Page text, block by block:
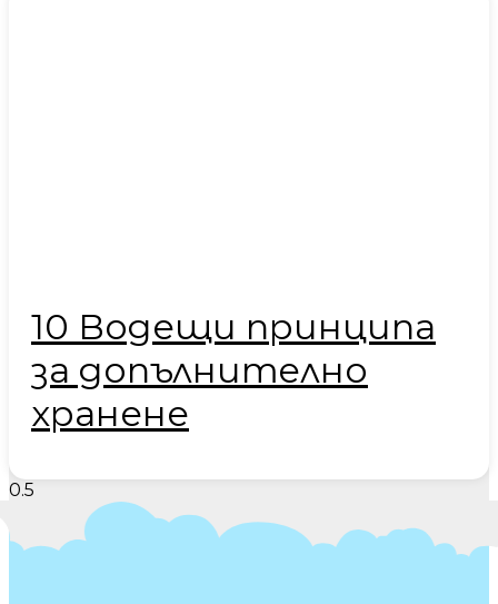
10 Водещи принципа
за допълнително
хранене